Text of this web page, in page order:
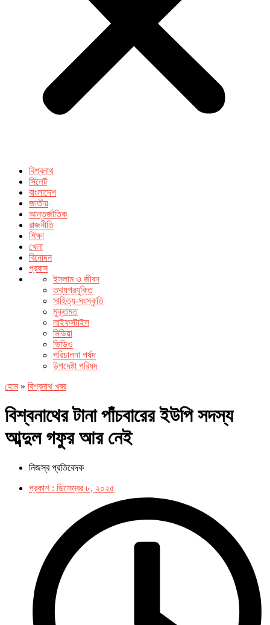
বিশ্বনাথ
সিলেট
বাংলাদেশ
জাতীয়
আন্তর্জাতিক
রাজনীতি
শিক্ষা
খেলা
বিনোদন
প্রবাস
ইসলাম ও জীবন
তথ্যপ্রযুক্তি
সাহিত্য-সংস্কৃতি
মুক্তমত
লাইফস্টাইল
মিডিয়া
ভিডিও
পরিচালনা পর্ষদ
উপদেষ্টা পরিষদ
হোম» বিশ্বনাথ খবর
বিশ্বনাথের টানা পাঁচবারের ইউপি সদস্য
আব্দুল গফুর আর নেই
নিজস্ব প্রতিবেদক
প্রকাশ : ডিসেম্বর ৮, ২০২৫